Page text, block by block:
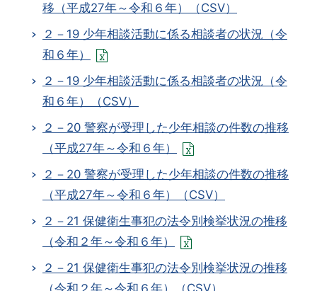
移（平成27年～令和６年）（CSV）
２－19 少年相談活動に係る相談者の状況（令
和６年）
２－19 少年相談活動に係る相談者の状況（令
和６年）（CSV）
２－20 警察が受理した少年相談の件数の推移
（平成27年～令和６年）
２－20 警察が受理した少年相談の件数の推移
（平成27年～令和６年）（CSV）
２－21 保健衛生事犯の法令別検挙状況の推移
（令和２年～令和６年）
２－21 保健衛生事犯の法令別検挙状況の推移
（令和２年～令和６年）（CSV）